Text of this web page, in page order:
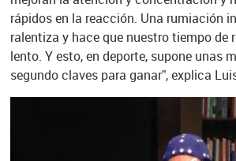
rápidos en la reacción. Una rumiación
ralentiza y hace que nuestro tiempo de
lento. Y esto, en deporte, supone unas
segundo claves para ganar”, explica